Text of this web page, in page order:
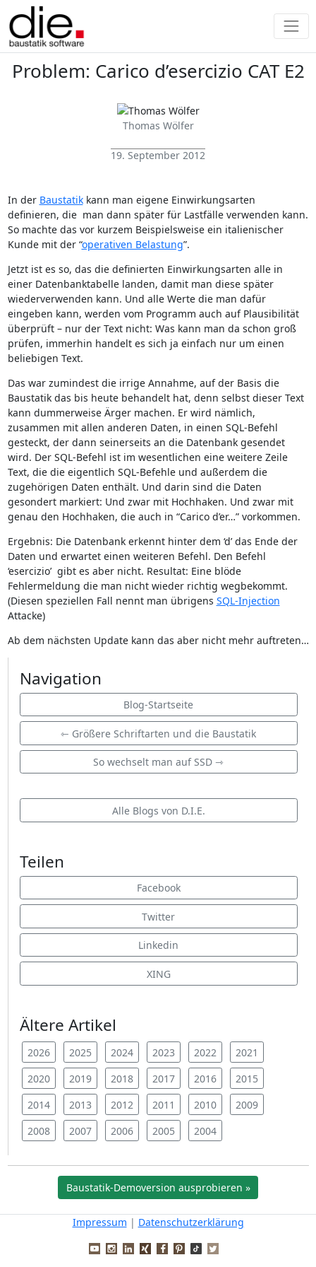
Problem: Carico d’esercizio CAT E2
Thomas Wölfer
19. September 2012
In der Baustatikkann man eigene Einwirkungsarten
definieren, die man dann später für Lastfälle verwenden kann.
So machte das vor kurzem Beispielsweise ein italienischer
Kunde mit der “operativen Belastung”.
Jetzt ist es so, das die definierten Einwirkungsarten alle in
einer Datenbanktabelle landen, damit man diese später
wiederverwenden kann. Und alle Werte die man dafür
eingeben kann, werden vom Programm auch auf Plausibilität
überprüft – nur der Text nicht: Was kann man da schon groß
prüfen, immerhin handelt es sich ja einfach nur um einen
beliebigen Text.
Das war zumindest die irrige Annahme, auf der Basis die
Baustatik das bis heute behandelt hat, denn selbst dieser Text
kann dummerweise Ärger machen. Er wird nämlich,
zusammen mit allen anderen Daten, in einen SQL-Befehl
gesteckt, der dann seinerseits an die Datenbank gesendet
wird. Der SQL-Befehl ist im wesentlichen eine weitere Zeile
Text, die die eigentlich SQL-Befehle und außerdem die
zugehörigen Daten enthält. Und darin sind die Daten
gesondert markiert: Und zwar mit Hochhaken. Und zwar mit
genau den Hochhaken, die auch in “Carico d’er…” vorkommen.
Ergebnis: Die Datenbank erkennt hinter dem ‘d’ das Ende der
Daten und erwartet einen weiteren Befehl. Den Befehl
‘esercizio’ gibt es aber nicht. Resultat: Eine blöde
Fehlermeldung die man nicht wieder richtig wegbekommt.
(Diesen speziellen Fall nennt man übrigens SQL-Injection
Attacke)
Ab dem nächsten Update kann das aber nicht mehr auftreten…
Navigation
Blog-Startseite
⇽ Größere Schriftarten und die Baustatik
So wechselt man auf SSD ⇾
Alle Blogs von D.I.E.
Teilen
Facebook
Twitter
Linkedin
XING
Ältere Artikel
2026 2025 2024 2023 2022
2021
2020
2019 2018 2017 2016
2015
2014
2013 2012 2011 2010
2009
2008
2007 2006 2005 2004
Baustatik-Demoversion ausprobieren »
Impressum | Datenschutzerklärung